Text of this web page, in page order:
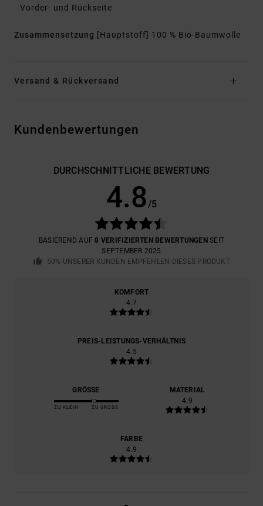
Vorder- und Rückseite
Zusammensetzung [Hauptstoff] 100 % Bio-Baumwolle
Versand & Rückversand
Kundenbewertungen
DURCHSCHNITTLICHE BEWERTUNG
4.8/5
BASIEREND AUF8 VERIFIZIERTEN BEWERTUNGEN SEIT
SEPTEMBER 2025
50% UNSERER KUNDEN EMPFEHLEN DIESES PRODUKT
KOMFORT
4.7
PREIS-LEISTUNGS-VERHÄLTNIS
4.5
GRÖSSE
ZU KLEIN ZU GROSS
MATERIAL
4.9
FARBE
4.9